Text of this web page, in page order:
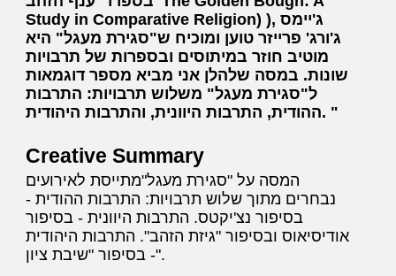
Study in Comparative Religion) ), ג'יימס
ג'ורג' פרייזר טוען ומוכיח ש"סגירת מעגל" היא
מוטיב חוזר במיתוסים ובספרות של תרבויות
שונות. במסה שלהלן אני מביא מספר דוגמאות
ל"סגירת מעגל" משלוש תרבויות: התרבות
ההודית, התרבות היוונית, והתרבות היהודית.
Creative Summary
המסה על "סגירת מעגל"מתייסת לאירועים
נבחרים מתוך שלוש תרבויות: התרבות ההודית -
בסיפור נצ'יקטס. התרבות היוונית - בסיפור
אודיסיאוס ובסיפור "גיזת הזהב". התרבות היהודית
- בסיפור "שיבת ציון".